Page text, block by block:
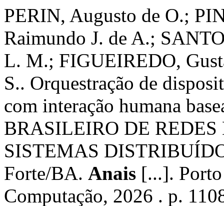
PERIN, Augusto de O.;
Raimundo J. de A.;
L. M.; FIGUEIREDO,
S.. Orquestração de
com interação humana
BRASILEIRO DE
SISTEMAS
Forte/BA. Anais [...].
Computação, 2026 . p.